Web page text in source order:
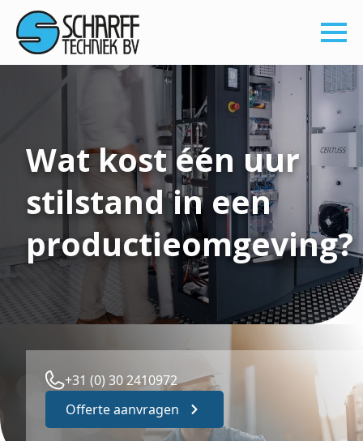
Wat kost één uur
stilstand in een
productieomgeving?
+31 (0) 30 2410972
Offerte aanvragen